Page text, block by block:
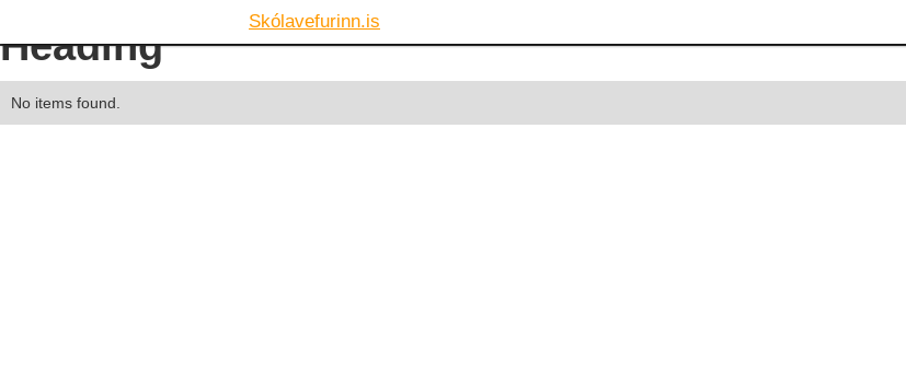
Skólavefurinn.is
Heading
No items found.